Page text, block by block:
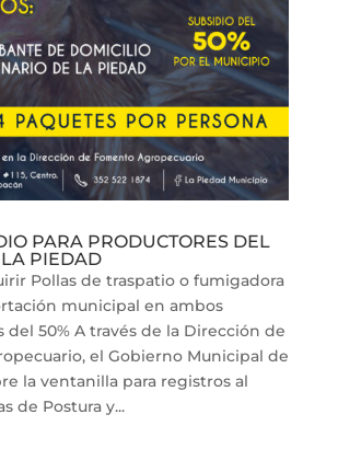
PARA PRODUCTORES DEL
PIEDAD
Pollas de traspatio o fumigadora
municipal en ambos
del 50% A través de la Dirección de
el Gobierno Municipal de
la ventanilla para registros al
de Postura y...